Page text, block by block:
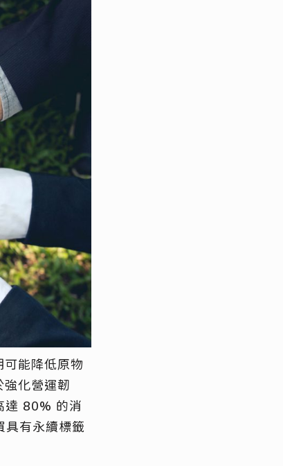
能降低原物
化營運韌
達 80% 的消
具有永續標籤